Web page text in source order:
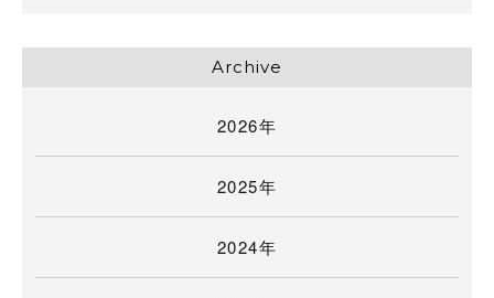
Archive
2026年
2025年
2024年